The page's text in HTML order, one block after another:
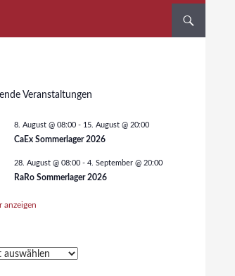
Veranstaltungen
8. August @ 08:00 - 15. August @ 20:00
CaEx Sommerlager 2026
28. August @ 08:00 - 4. September @ 20:00
RaRo Sommerlager 2026
anzeigen